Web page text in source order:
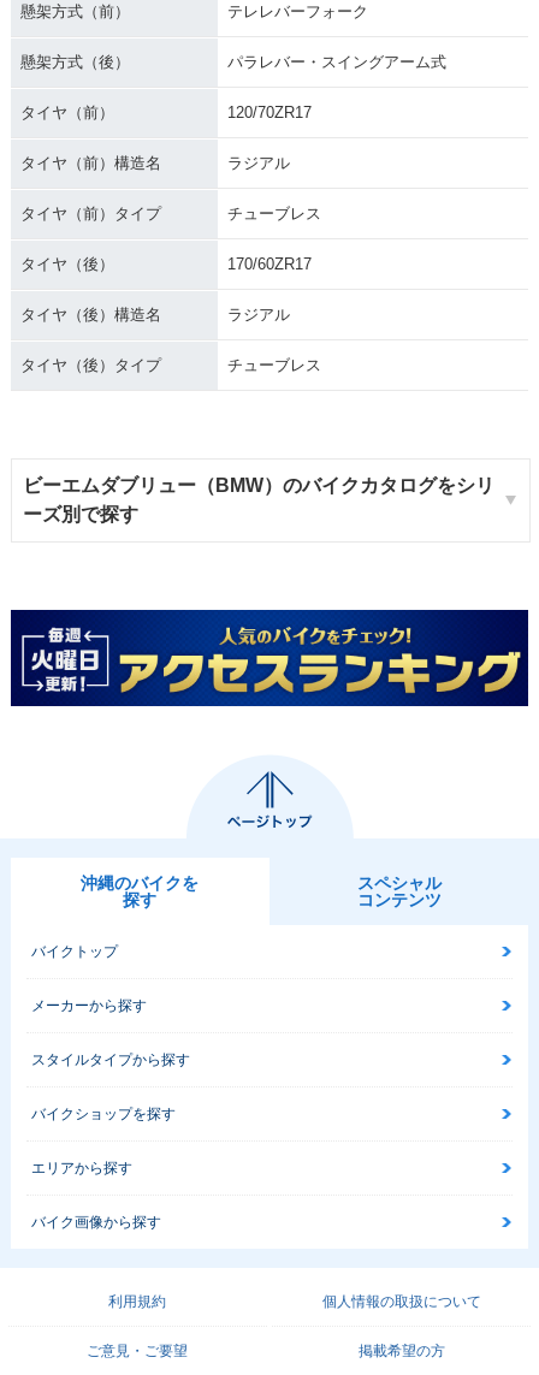
懸架方式（前） テレレバーフォーク
懸架方式（後） パラレバー・スイングアーム式
タイヤ（前） 120/70ZR17
タイヤ（前）構造名 ラジアル
タイヤ（前）タイプ チューブレス
タイヤ（後） 170/60ZR17
タイヤ（後）構造名 ラジアル
タイヤ（後）タイプ チューブレス
ビーエムダブリュー（BMW）のバイクカタログをシリ
ーズ別で探す
沖縄のバイクを
探す
スペシャル
コンテンツ
バイクトップ
メーカーから探す
スタイルタイプから探す
バイクショップを探す
エリアから探す
バイク画像から探す
利用規約 個人情報の取扱について
ご意見・ご要望 掲載希望の方